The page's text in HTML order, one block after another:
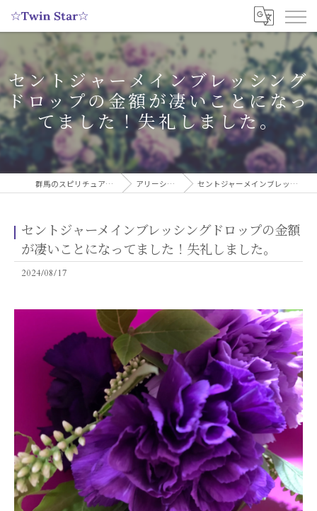
セントジャーメインブレッシング
ドロップの金額が凄いことになっ
てました！失礼しました。
群馬のスピリチュアルヒーリングサロンなら実績多数の☆Twin Star☆ アリーシャのスピリチュアルブログ セントジャーメインブレッシングドロップの金額が凄いことになってました！失礼しました。
セントジャーメインブレッシングドロップの金額
が凄いことになってました！失礼しました。
2024/08/17